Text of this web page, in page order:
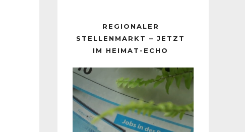
REGIONALER
STELLENMARKT – JETZT
IM HEIMAT-ECHO
Player